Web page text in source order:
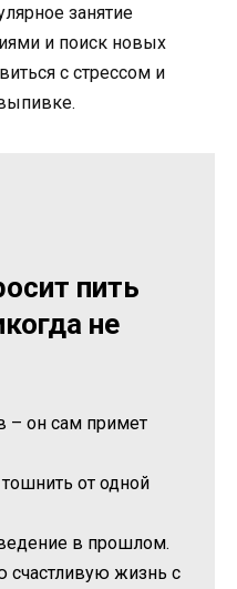
занятие
и поиск новых
с стрессом и
пить
не
– он сам примет
от одной
в прошлом.
счастливую жизнь с